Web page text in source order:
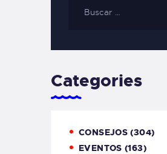
Categories
CONSEJOS (304)
EVENTOS (163)